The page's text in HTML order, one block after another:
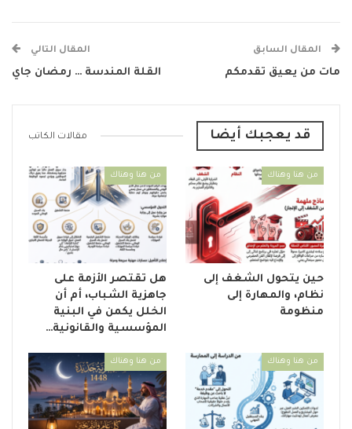
المقال السابق
مات من يعيق تقدمكم
المقال التالي
القلة المندسة … رمضان جاي
قد يعجبك أيضا مقالات الكاتب
من هنا وهناك
حين يتحول الشغف إلى
نظام، والمهارة إلى
منظومة
من هنا وهناك
هل تقتصر الأزمة على
جاهزية الشباب، أم أن
الخلل يكمن في البنية
المؤسسية والقانونية…
من هنا وهناك من هنا وهناك